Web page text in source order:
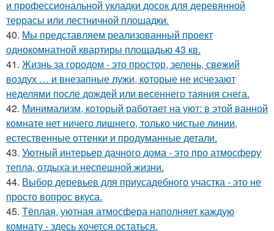
и профессиональной укладки досок для деревянной
террасы или лестничной площадки.
40. Мы представляем реализованный проект
однокомнатной квартиры площадью 43 кв.
41. Жизнь за городом - это простор, зелень, свежий
воздух … и внезапные лужи, которые не исчезают
неделями после дождей или весеннего таяния снега.
42. Минимализм, который работает на уют: в этой ванной
комнате нет ничего лишнего, только чистые линии,
естественные оттенки и продуманные детали.
43. Уютный интерьер дачного дома - это про атмосферу
тепла, отдыха и неспешной жизни.
44. Выбор деревьев для приусадебного участка - это не
просто вопрос вкуса.
45. Тёплая, уютная атмосфера наполняет каждую
комнату - здесь хочется остаться.